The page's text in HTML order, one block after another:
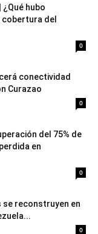
hubo
del
0
conectividad
Curazao
0
del 75% de
en
0
se reconstruyen en
0